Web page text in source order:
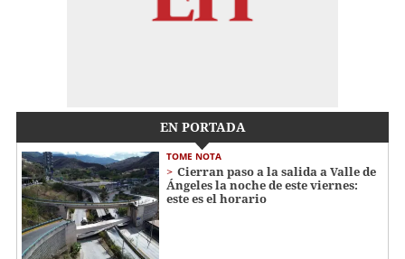
EN PORTADA
TOME NOTA
Cierran paso a la salida a Valle de
Ángeles la noche de este viernes:
este es el horario